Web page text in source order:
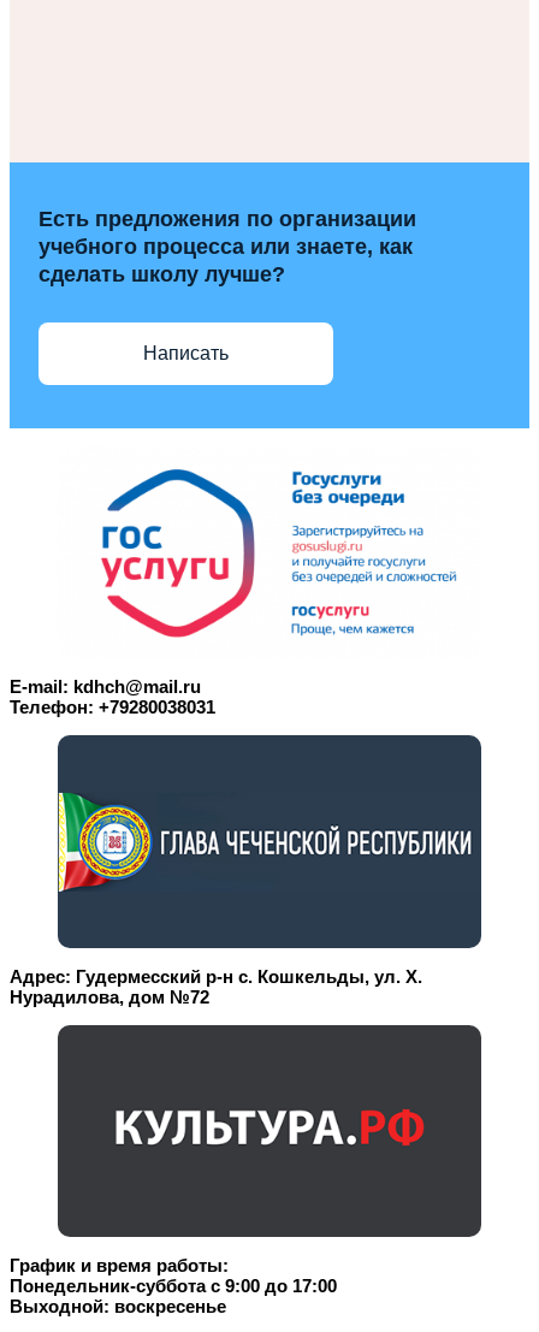
Есть предложения по организации
учебного процесса или знаете, как
сделать школу лучше?
Написать
E-mail: kdhch@mail.ru
Телефон: +79280038031
Адрес: Гудермесский р-н с. Кошкельды, ул. Х.
Нурадилова, дом №72
График и время работы:
Понедельник-суббота с 9:00 до 17:00
Выходной: воскресенье